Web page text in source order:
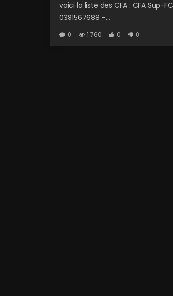
voici la liste des CFA : CFA Sup-FC
0381567688 –...
0 1 760 0 0